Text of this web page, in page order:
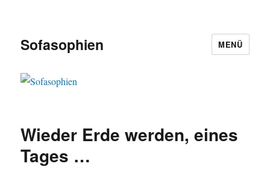
Sofasophien MENÜ
Wieder Erde werden, eines
Tages …